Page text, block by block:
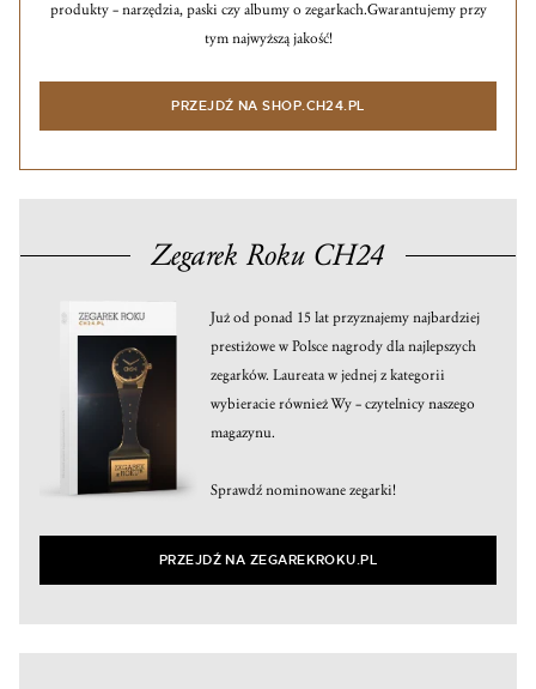
produkty – narzędzia, paski czy albumy o zegarkach.Gwarantujemy przy
tym najwyższą jakość!
PRZEJDŹ NA SHOP.CH24.PL
Zegarek Roku CH24
Już od ponad 15 lat przyznajemy najbardziej
prestiżowe w Polsce nagrody dla najlepszych
zegarków. Laureata w jednej z kategorii
wybieracie również Wy – czytelnicy naszego
magazynu.
Sprawdź nominowane zegarki!
PRZEJDŹ NA ZEGAREKROKU.PL